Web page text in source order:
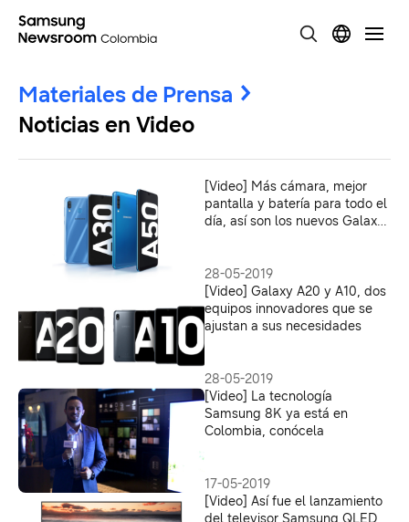
Materiales de Prensa
Noticias en Video
[Video] Más cámara, mejor
pantalla y batería para todo el
día, así son los nuevos Galaxy
28-05-2019
[Video] Galaxy A20 y A10, dos
equipos innovadores que se
ajustan a sus necesidades
28-05-2019
[Video] La tecnología
Samsung 8K ya está en
Colombia, conócela
17-05-2019
[Video] Así fue el lanzamiento
del televisor Samsung QLED